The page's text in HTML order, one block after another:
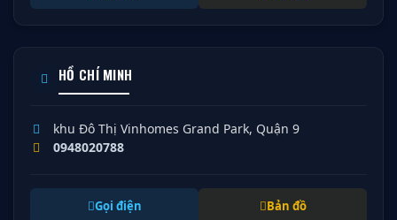
HỒ CHÍ MINH
khu Đô Thị Vinhomes Grand Park, Quận 9
0948020788
Gọi điện Bản đồ